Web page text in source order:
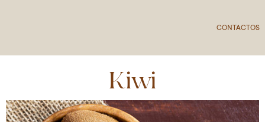
CONTACTOS
Kiwi